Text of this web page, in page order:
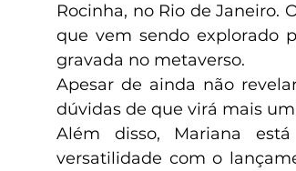
Rocinha, no Rio de
que vem sendo explorado
gravada no metaverso.
Apesar de ainda não
dúvidas de que virá mais
Além disso, Mariana
versatilidade com o